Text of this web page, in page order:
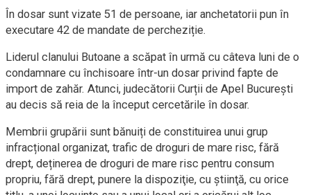
În dosar sunt vizate 51 de persoane, iar anchetatorii pun în
executare 42 de mandate de percheziție.
Liderul clanului Butoane a scăpat în urmă cu câteva luni de o
condamnare cu închisoare într-un dosar privind fapte de
import de zahăr. Atunci, judecătorii Curții de Apel București
au decis să reia de la început cercetările în dosar.
Membrii grupării sunt bănuiți de constituirea unui grup
infracțional organizat, trafic de droguri de mare risc, fără
drept, deținerea de droguri de mare risc pentru consum
propriu, fără drept, punere la dispoziţie, cu ştiinţă, cu orice